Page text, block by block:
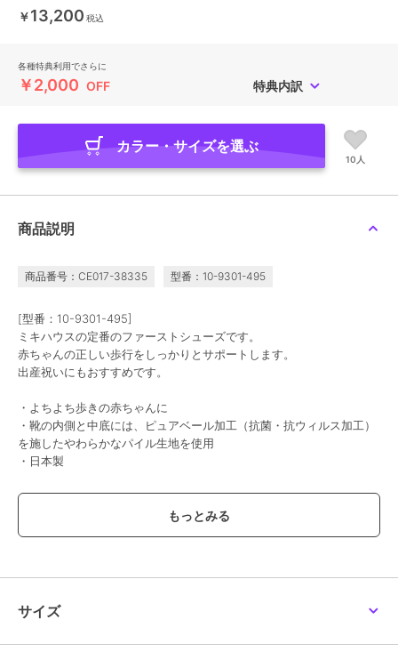
￥13,200 税込
各種特典利用でさらに
￥2,000 OFF 特典内訳
カラー・サイズを選ぶ
10人
商品説明
商品番号：CE017-38335 型番：10-9301-495
[型番：10-9301-495]
ミキハウスの定番のファーストシューズです。
赤ちゃんの正しい歩行をしっかりとサポートします。
出産祝いにもおすすめです。
・よちよち歩きの赤ちゃんに
・靴の内側と中底には、ピュアベール加工（抗菌・抗ウィルス加工）
を施したやわらかなパイル生地を使用
・日本製
【ミキハウス ファーストシューズ】
ファーストシューズは、まだまだ不安定で転びやすい赤ちゃんの歩行
をしっかりサポートします。
【ミキハウスのピュアベール加工】
・優れた抗菌・抗ウイルス性
サイズ